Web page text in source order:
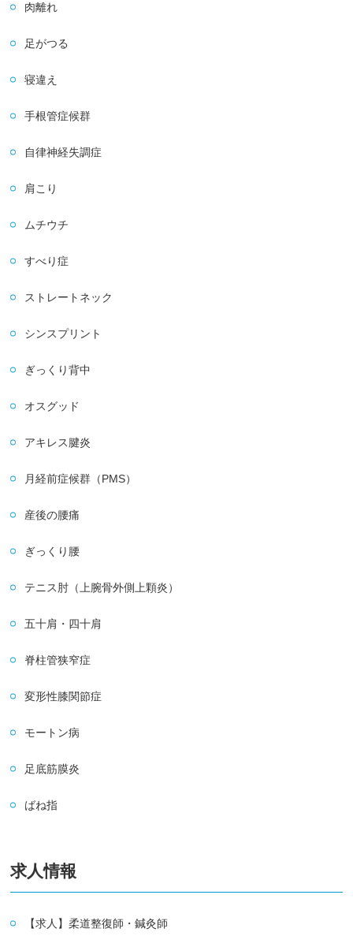
肉離れ
足がつる
寝違え
手根管症候群
自律神経失調症
肩こり
ムチウチ
すべり症
ストレートネック
シンスプリント
ぎっくり背中
オスグッド
アキレス腱炎
月経前症候群（PMS）
産後の腰痛
ぎっくり腰
テニス肘（上腕骨外側上顆炎）
五十肩・四十肩
脊柱管狭窄症
変形性膝関節症
モートン病
足底筋膜炎
ばね指
求人情報
【求人】柔道整復師・鍼灸師